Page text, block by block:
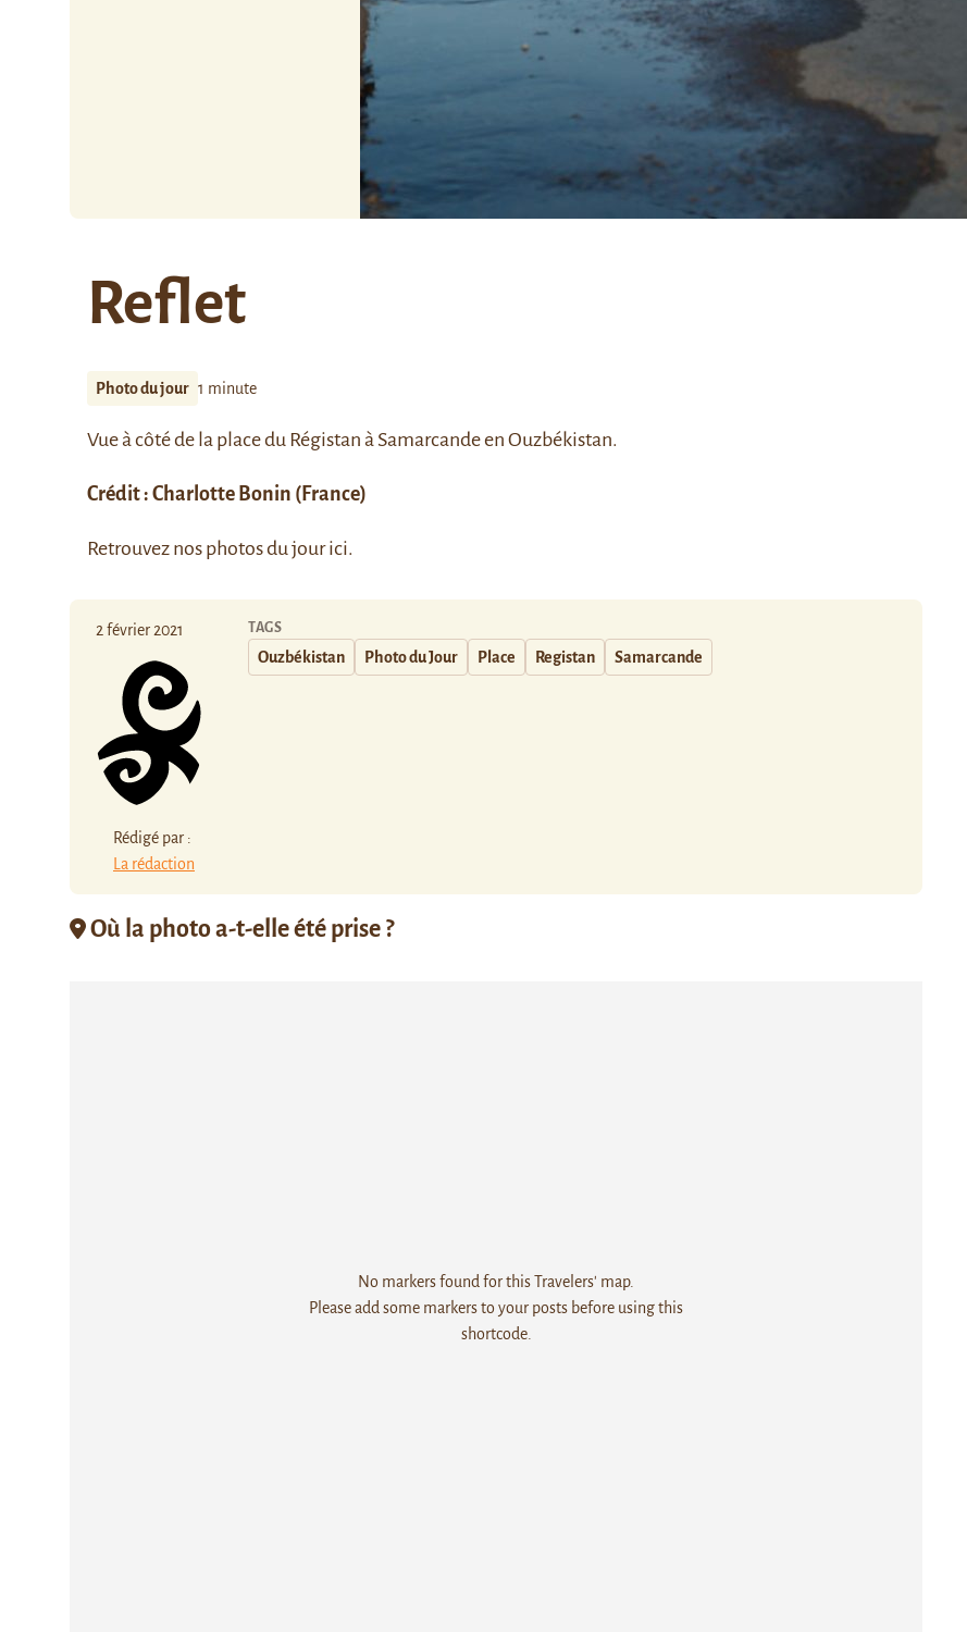
Reflet
Photo du jour 1 minute
Vue à côté de la place du Régistan à Samarcandeen Ouzbékistan.
Crédit : Charlotte Bonin (France)
Retrouvez nos photos du jourici.
2 février 2021
Rédigé par :
La rédaction
TAGS
Ouzbékistan Photo du Jour Place Registan Samarcande
Où la photo a-t-elle été prise ?
No markers found for this Travelers' map.
Please add some markers to your posts before using this
shortcode.